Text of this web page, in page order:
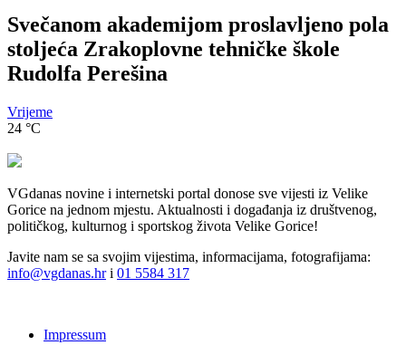
Svečanom akademijom proslavljeno pola
stoljeća Zrakoplovne tehničke škole
Rudolfa Perešina
Vrijeme
24 °C
VGdanas novine i internetski portal donose sve vijesti iz Velike
Gorice na jednom mjestu. Aktualnosti i događanja iz društvenog,
političkog, kulturnog i sportskog života Velike Gorice!
Javite nam se sa svojim vijestima, informacijama, fotografijama:
info@vgdanas.hri 01 5584 317
Impressum